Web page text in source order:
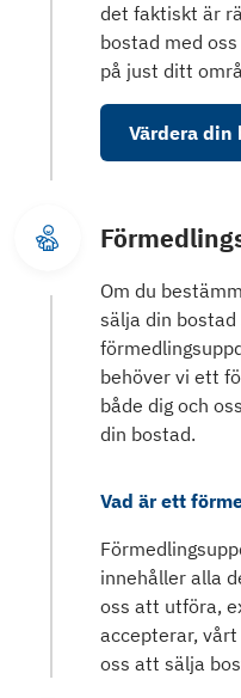
det faktiskt är
bostad med
på just ditt
Värdera din
Om du
sälja din
behöver vi ett
både dig och
din bostad.
Vad är ett
innehåller alla
oss att utföra,
accepterar,
oss att sälja